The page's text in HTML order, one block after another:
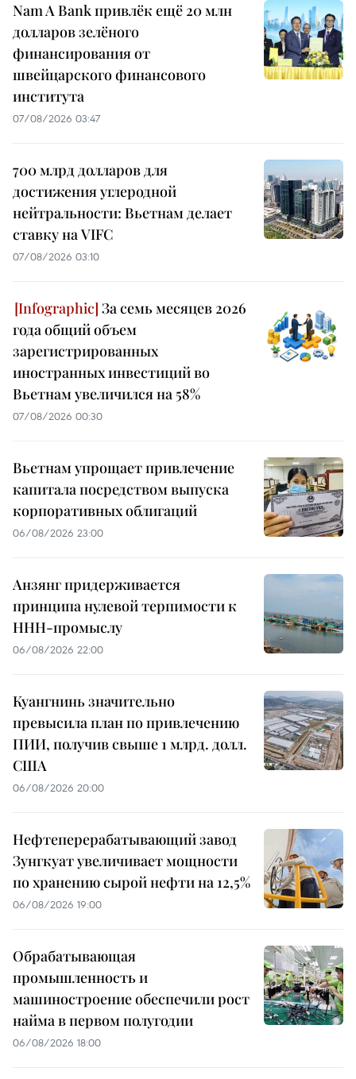
Nam A Bank привлёк ещё 20 млн
долларов зелёного
финансирования от
швейцарского финансового
института
07/08/2026 03:47
700 млрд долларов для
достижения углеродной
нейтральности: Вьетнам делает
ставку на VIFC
07/08/2026 03:10
За семь месяцев 2026
года общий объем
зарегистрированных
иностранных инвестиций во
Вьетнам увеличился на 58%
07/08/2026 00:30
Вьетнам упрощает привлечение
капитала посредством выпуска
корпоративных облигаций
06/08/2026 23:00
Анзянг придерживается
принципа нулевой терпимости к
ННН-промыслу
06/08/2026 22:00
Куангнинь значительно
превысила план по привлечению
ПИИ, получив свыше 1 млрд. долл.
США
06/08/2026 20:00
Нефтеперерабатывающий завод
Зунгкуат увеличивает мощности
по хранению сырой нефти на 12,5%
06/08/2026 19:00
Обрабатывающая
промышленность и
машиностроение обеспечили рост
найма в первом полугодии
06/08/2026 18:00